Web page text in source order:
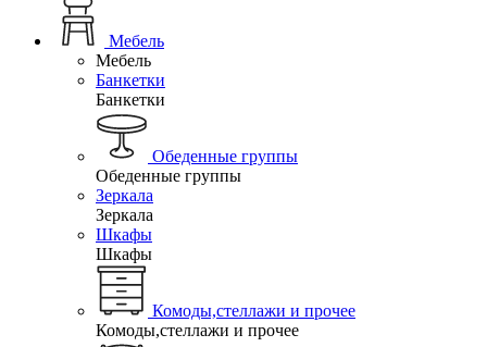
Мебель
Мебель
Банкетки
Банкетки
Обеденные группы
Обеденные группы
Зеркала
Зеркала
Шкафы
Шкафы
Комоды,стеллажи и прочее
Комоды,стеллажи и прочее